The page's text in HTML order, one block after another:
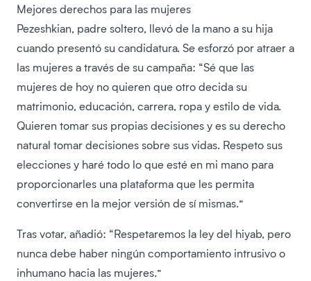
Mejores derechos para las mujeres
Pezeshkian, padre soltero, llevó de la mano a su hija
cuando presentó su candidatura. Se esforzó por atraer a
las mujeres a través de su campaña: “Sé que las
mujeres de hoy no quieren que otro decida su
matrimonio, educación, carrera, ropa y estilo de vida.
Quieren tomar sus propias decisiones y es su derecho
natural tomar decisiones sobre sus vidas. Respeto sus
elecciones y haré todo lo que esté en mi mano para
proporcionarles una plataforma que les permita
convertirse en la mejor versión de sí mismas.”
Tras votar, añadió: “Respetaremos la ley del hiyab, pero
nunca debe haber ningún comportamiento intrusivo o
inhumano hacia las mujeres.”